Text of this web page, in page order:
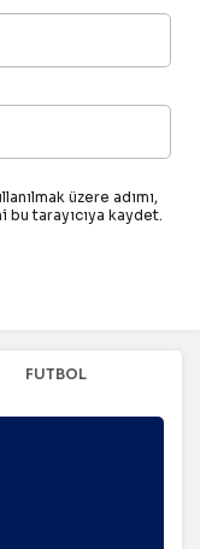
üzere adımı,
tarayıcıya kaydet.
FUTBOL